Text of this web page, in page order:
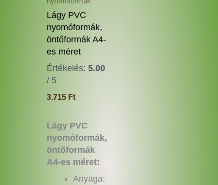
Lágy PVC
nyomóformák,
öntőformák A4-
es méret
Értékelés: 5.00
/ 5
3.715 Ft
Lágy PVC
nyomóformák,
öntőformák
A4-es méret:
Anyaga:
ki